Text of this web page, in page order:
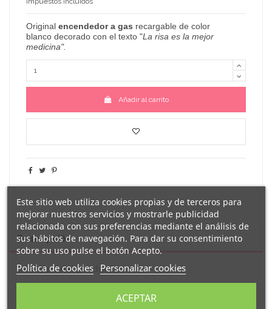
Original encendedor a gas recargable de color
blanco decorado con el texto "La risa es la mejor
medicina".
Añadir al carrito
Descripción
Detalles del producto
Este sitio web utiliza cookies propias y de terceros para
mejorar nuestros servicios y mostrarle publicidad
relacionada con sus preferencias mediante el análisis de
sus hábitos de navegación. Para dar su consentimiento
sobre su uso pulse el botón Acepto.
Política de cookies Personalizar cookies
ACEPTAR